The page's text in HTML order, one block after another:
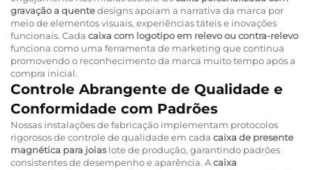
gravação a quentedesigns apoiam a narrativa da marca por
meio de elementos visuais, experiências táteis e inovações
funcionais. Cada caixa com logotipo em relevo ou contra-relevo
funciona como uma ferramenta de marketing que continua
promovendo o reconhecimento da marca muito tempo após a
compra inicial.
Controle Abrangente de Qualidade e
Conformidade com Padrões
Nossas instalações de fabricação implementam protocolos
rigorosos de controle de qualidade em cada caixa de presente
magnética para joiaslote de produção, garantindo padrões
consistentes de desempenho e aparência. Acaixa